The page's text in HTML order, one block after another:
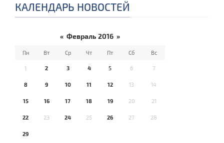
КАЛЕНДАРЬ НОВОСТЕЙ
« Февраль 2016 »
Пн Вт Ср Чт Пт Сб Вс
1 2 3 4 5 6 7
8 9 10 11 12 13 14
15 16 17 18 19 20 21
22 23 24 25 26 27 28
29